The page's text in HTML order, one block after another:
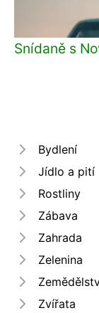
Snídaně s
Bydlení
Jídlo a pití
Rostliny
Zábava
Zahrada
Zelenina
Zvířata